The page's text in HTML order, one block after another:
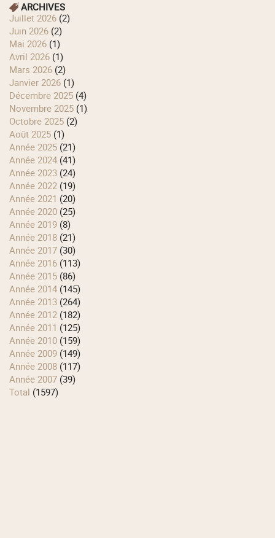
ARCHIVES
juillet 2026 (2)
juin 2026 (2)
mai 2026 (1)
avril 2026 (1)
mars 2026 (2)
janvier 2026 (1)
décembre 2025 (4)
novembre 2025 (1)
octobre 2025 (2)
août 2025 (1)
année 2025 (21)
année 2024 (41)
année 2023 (24)
année 2022 (19)
année 2021 (20)
année 2020 (25)
année 2019 (8)
année 2018 (21)
année 2017 (30)
année 2016 (113)
année 2015 (86)
année 2014 (145)
année 2013 (264)
année 2012 (182)
année 2011 (125)
année 2010 (159)
année 2009 (149)
année 2008 (117)
année 2007 (39)
total (1597)